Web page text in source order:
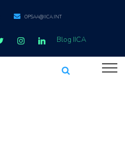
OPSAA@IICA.INT
Blog IICA